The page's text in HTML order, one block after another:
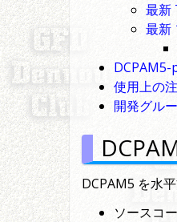
最新
最新
DCPAM5-
使用上の
開発グル
DCPAM5 を水
ソースコ